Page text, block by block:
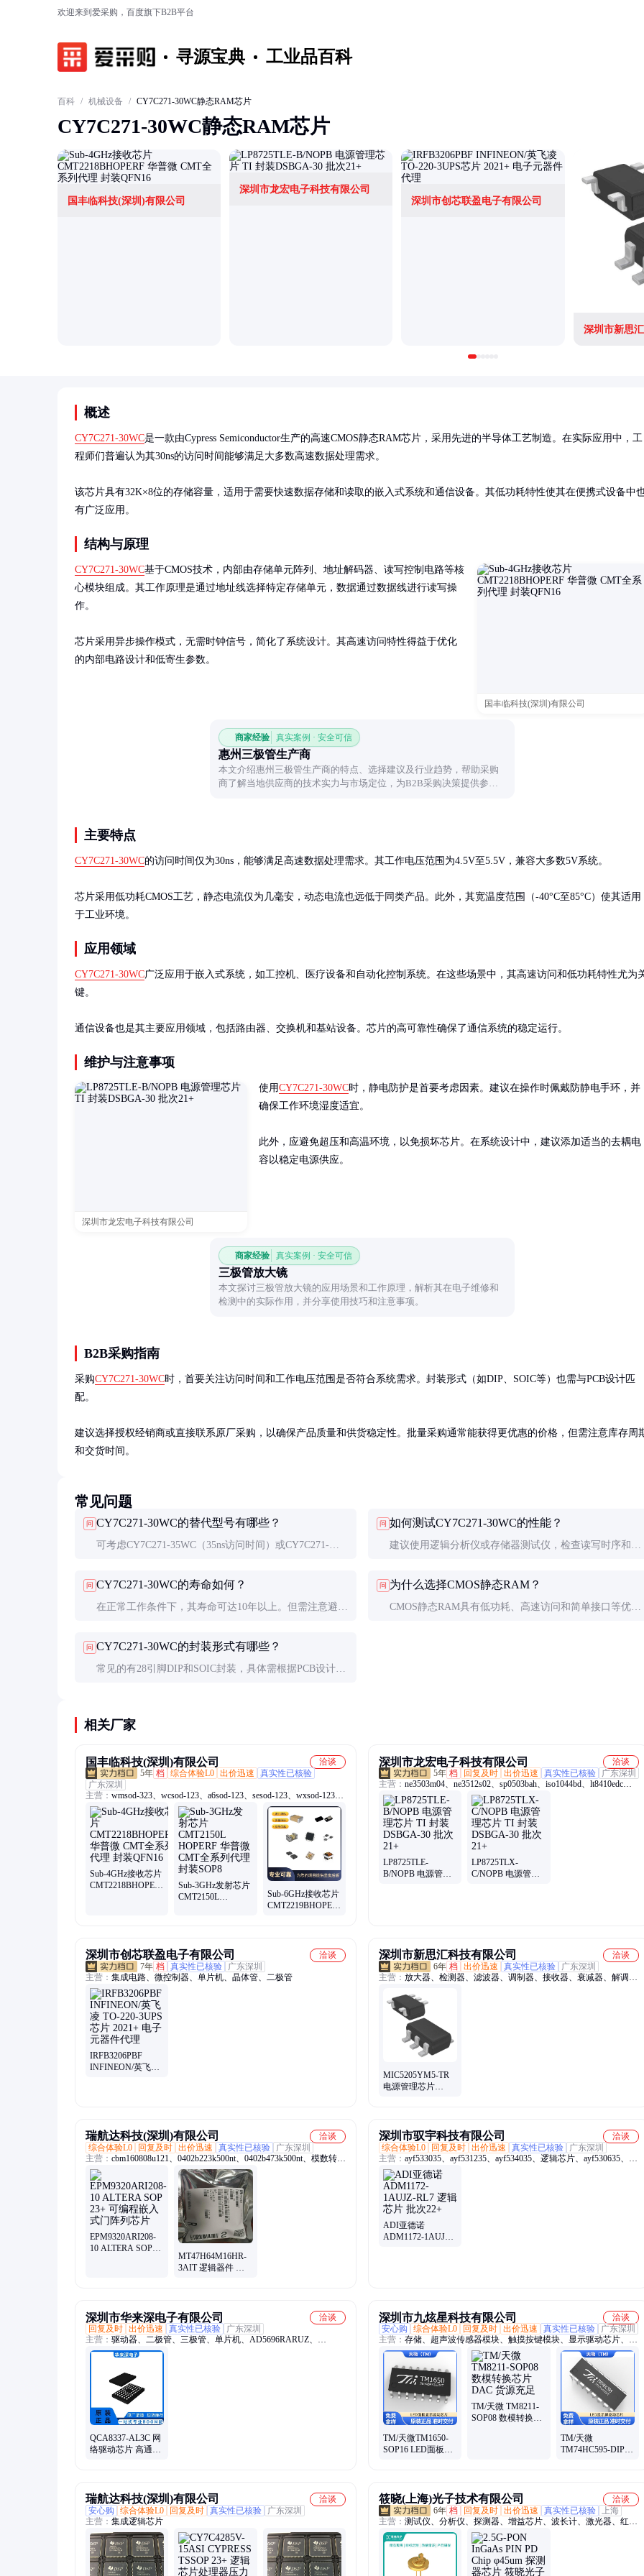
欢迎来到爱采购，百度旗下B2B平台
寻源宝典 工业品百科
百科 / 机械设备 / CY7C271-30WC静态RAM芯片
CY7C271-30WC静态RAM芯片
国丰临科技(深圳)有限公司
深圳市龙宏电子科技有限公司
深圳市创芯联盈电子有限公司
深圳市新思
概述
CY7C271-30WC是一款由Cypress Semiconductor生产的高速CMOS静态RAM芯片，采用先进的半导体工艺制造。在实际应用中，工
程师们普遍认为其30ns的访问时间能够满足大多数高速数据处理需求。
该芯片具有32K×8位的存储容量，适用于需要快速数据存储和读取的嵌入式系统和通信设备。其低功耗特性使其在便携式设备中
有广泛应用。
结构与原理
国丰临科技(深圳)有限公司
CY7C271-30WC基于CMOS技术，内部由存储单元阵列、地址解码器、读写控制电路等核
心模块组成。其工作原理是通过地址线选择特定存储单元，数据通过数据线进行读写操
作。
芯片采用异步操作模式，无需时钟信号，简化了系统设计。其高速访问特性得益于优化
的内部电路设计和低寄生参数。
商家经验 真实案例 · 安全可信
惠州三极管生产商
本文介绍惠州三极管生产商的特点、选择建议及行业趋势，帮助采购
商了解当地供应商的技术实力与市场定位，为B2B采购决策提供参
主要特点
CY7C271-30WC的访问时间仅为30ns，能够满足高速数据处理需求。其工作电压范围为4.5V至5.5V，兼容大多数5V系统。
芯片采用低功耗CMOS工艺，静态电流仅为几毫安，动态电流也远低于同类产品。此外，其宽温度范围（-40°C至85°C）使其适用
于工业环境。
应用领域
CY7C271-30WC广泛应用于嵌入式系统，如工控机、医疗设备和自动化控制系统。在这些场景中，其高速访问和低功耗特性尤为
键。
通信设备也是其主要应用领域，包括路由器、交换机和基站设备。芯片的高可靠性确保了通信系统的稳定运行。
维护与注意事项
深圳市龙宏电子科技有限公司
使用CY7C271-30WC时，静电防护是首要考虑因素。建议在操作时佩戴防静电手环，并
确保工作环境湿度适宜。
此外，应避免超压和高温环境，以免损坏芯片。在系统设计中，建议添加适当的去耦电
容以稳定电源供应。
商家经验 真实案例 · 安全可信
三极管放大镜
本文探讨三极管放大镜的应用场景和工作原理，解析其在电子维修和
检测中的实际作用，并分享使用技巧和注意事项。
B2B采购指南
采购CY7C271-30WC时，首要关注访问时间和工作电压范围是否符合系统需求。封装形式（如DIP、SOIC等）也需与PCB设计匹
配。
建议选择授权经销商或直接联系原厂采购，以确保产品质量和供货稳定性。批量采购通常能获得更优惠的价格，但需注意库存周
和交货时间。
常见问题
问 CY7C271-30WC的替代型号有哪些？
可考虑CY7C271-35WC（35ns访问时间）或CY7C271-
问 如何测试CY7C271-30WC的性能？
建议使用逻辑分析仪或存储器测试仪，检查读写时序和数
问 CY7C271-30WC的寿命如何？
在正常工作条件下，其寿命可达10年以上。但需注意避免
问 为什么选择CMOS静态RAM？
CMOS静态RAM具有低功耗、高速访问和简单接口等优
问 CY7C271-30WC的封装形式有哪些？
常见的有28引脚DIP和SOIC封装，具体需根据PCB设计和
相关厂家
国丰临科技(深圳)有限公司
洽谈
5年 档 综合体验L0 出价迅速
真实性已核验
广东深圳
主营： wmsod-323、wcsod-123、a6sod-123、sesod-123、wxsod-123、
wdsod-323、x4sod-123、6hsod-123、6csod-123、4zsod-123、
mmbd4148t、mmbd4148a、3esod-323、蜡烛灯、wgsod-123、5psod-
123、y2sod-323、稳压管、wnsod-123、d6sod-123、sksod-123、
mmsz5244b、c0sod-323、5nsod-123、4fsod-123
Sub-4GHz接收芯片
CMT2218BHOPERF
Sub-3GHz发射芯片
CMT2150L
Sub-6GHz接收芯片
CMT2219BHOPERF
深圳市龙宏电子科技有限公司
洽谈
5年 档 回复及时 出价迅速 真实性已核验
广东深圳
主营： ne3503m04、ne3512s02、sp0503bah、iso1044bd、lt8410edc、
保险丝、比较器、b02p-vl-r、ase5s4010、触发器、解码器、
thvd1500d、thvd1451d、sy8032abc、hip2100ib、opa4172id、连接器、
mx1a-11nw、lshd-7501、ths4531id、二极管、hsmm-c170、
tps22914b、lf353dre4、装原封
LP8725TLE-
B/NOPB 电源管理
LP8725TLX-
C/NOPB 电源管理
深圳市创芯联盈电子有限公司
洽谈
7年 档 真实性已核验
广东深圳
主营： 集成电路、微控制器、单片机、晶体管、二极管
IRFB3206PBF
INFINEON/英飞凌
深圳市新思汇科技有限公司
洽谈
6年 档 出价迅速 真实性已核验
广东深圳
主营： 放大器、检测器、滤波器、调制器、接收器、衰减器、解调
载、隔直流器、微波射频、集成电路、同轴开关、接入监控ic、频率
综合器、便携式仪器、mcl电子开关、压控均衡器、射频适配器、定
向耦合器
MIC5205YM5-TR
电源管理芯片
瑞航达科技(深圳)有限公司
洽谈
综合体验L0
回复及时 出价迅速 真实性已核验
广东深圳
主营： cbm160808u121、0402b223k500nt、0402b473k500nt、模数转换
芯片、0402b224k160nt、0402b562k500nt、cbw321609u190t、
0402b222k500nt、06035c332jat2a、0603x225k160nt、
0402b103k500nt、0603b103j500nt、0805b221k500nt、
04022r102k500ba、0402cg102j500nt、0402cg4r7c500nt、
l9637d013trst19sop
EPM9320ARI208-
10 ALTERA SOP
MT47H64M16HR-
3AIT 逻辑器件 储
深圳市驭宇科技有限公司
洽谈
综合体验L0
回复及时 出价迅速 真实性已核验
广东深圳
主营： ayf533035、ayf531235、ayf534035、逻辑芯片、ayf530635、连
接器、ayf531035、ayf530435、atph33maha、axk730147g、cm1442-
06cp、10tpe47mazb、axk5f10347yg、电源到板、集成电路、
axk5f10547yg、axk5f8054kj1、axk5f30547yg、axk6f30547yg、
axk5f16547yg、axk5f20547yg、axk6f10347yg、zxtn07045effta、fts-
105-01-l-dv、ftsh-105-01-l-dv、samtecssm-110-s-dv
ADI亚德诺
ADM1172-1AUJZ-
深圳市华来深电子有限公司
洽谈
回复及时 出价迅速 真实性已核验
广东深圳
主营： 驱动器、二极管、三极管、单片机、AD5696RARUZ、
MAX17043G T、MK24FN1M0VDC12
QCA8337-AL3C 网
络驱动芯片 高通原
深圳市九炫星科技有限公司
洽谈
安心购
综合体验L0 回复及时 出价迅速 真实性已核验
广东深圳
主营： 存储、超声波传感器模块、触摸按键模块、显示驱动芯片、电
机驱动芯片、工业控制芯片、模数转换芯片、LCD显示驱动芯片、半
桥驱动芯片、LED显示屏驱动芯片、面板显示驱动芯片、震动模块、
颜色传感器模块、旋转电位器模块、温湿度模块、声音传感器模块、
射频模块、人体红外感应模块、倾斜模块、霍尔传感器模块、红外巡
线传感器模块、光敏电阻传感器模块、高精度称重模块、闪速存储
器、电流检测模块
TM/天微TM1650-
SOP16 LED面板显
TM/天微 TM8211-
SOP08 数模转换芯
TM/天微
TM74HC595-DIP16
瑞航达科技(深圳)有限公司
洽谈
安心购
综合体验L0 回复及时 真实性已核验
广东深圳
主营： 集成逻辑芯片
筱晓(上海)光子技术有限公司
洽谈
6年 档 回复及时 出价迅速 真实性已核验
上海
主营： 测试仪、分析仪、探测器、增益芯片、波长计、激光器、红外
观察镜、台式光源、光纤放大器、激光控制器、光纤拉锥机、滤波
器、光纤光栅、晶体、隔离器